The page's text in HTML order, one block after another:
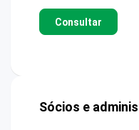
Consultar
Sócios e